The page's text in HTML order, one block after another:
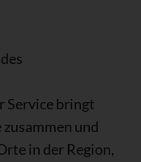
Service bringt
und
in der Region,